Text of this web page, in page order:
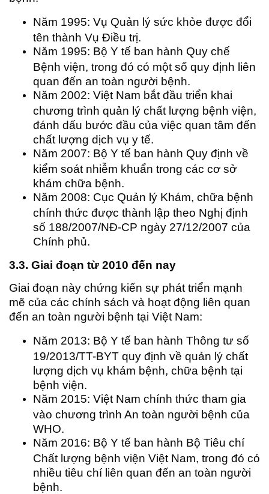
Năm 1995: Vụ Quản lý sức khỏe được đổi
tên thành Vụ Điều trị.
Năm 1995: Bộ Y tế ban hành Quy chế
Bệnh viện, trong đó có một số quy định liên
quan đến an toàn người bệnh.
Năm 2002: Việt Nam bắt đầu triển khai
chương trình quản lý chất lượng bệnh viện,
đánh dấu bước đầu của việc quan tâm đến
chất lượng dịch vụ y tế.
Năm 2007: Bộ Y tế ban hành Quy định về
kiểm soát nhiễm khuẩn trong các cơ sở
khám chữa bệnh.
Năm 2008: Cục Quản lý Khám, chữa bệnh
chính thức được thành lập theo Nghị định
số 188/2007/NĐ-CP ngày 27/12/2007 của
Chính phủ.
3.3. Giai đoạn từ 2010 đến nay
Giai đoạn này chứng kiến sự phát triển mạnh
mẽ của các chính sách và hoạt động liên quan
đến an toàn người bệnh tại Việt Nam:
Năm 2013: Bộ Y tế ban hành Thông tư số
19/2013/TT-BYT quy định về quản lý chất
lượng dịch vụ khám bệnh, chữa bệnh tại
bệnh viện.
Năm 2015: Việt Nam chính thức tham gia
vào chương trình An toàn người bệnh của
WHO.
Năm 2016: Bộ Y tế ban hành Bộ Tiêu chí
Chất lượng bệnh viện Việt Nam, trong đó có
nhiều tiêu chí liên quan đến an toàn người
bệnh.